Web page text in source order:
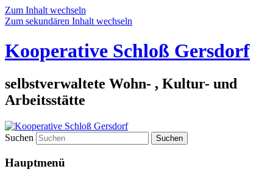
Zum Inhalt wechseln
Zum sekundären Inhalt wechseln
Kooperative Schloß Gersdorf
selbstverwaltete Wohn- , Kultur- und
Arbeitsstätte
Suchen
Hauptmenü